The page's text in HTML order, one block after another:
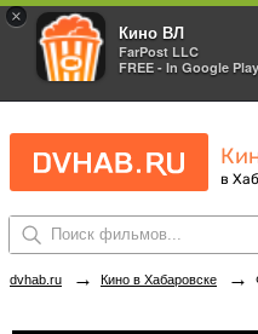
×
Кино ВЛ
FarPost LLC
FREE - In Google Play
в
dvhab.ru → Кино в Хабаровске →